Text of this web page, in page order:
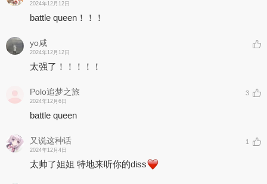
2024年12月12日
battle queen！！！
yo咸
2024年12月12日
太强了！！！！！
Polo追梦之旅
2024年12月6日
3
battle queen
又说这种话
2024年12月4日
1
太帅了姐姐 特地来听你的diss